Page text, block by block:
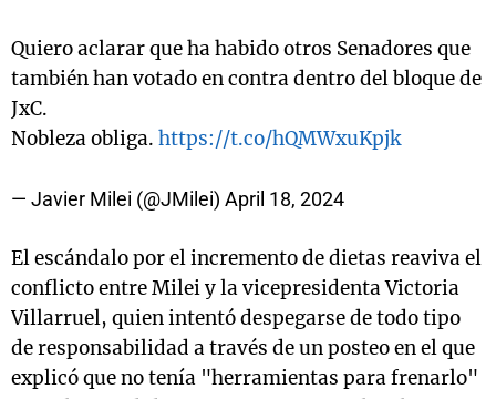
Quiero aclarar que ha habido otros Senadores que
también han votado en contra dentro del bloque de
JxC.
Nobleza obliga. https://t.co/hQMWxuKpjk
— Javier Milei (@JMilei) April 18, 2024
El escándalo por el incremento de dietas reaviva el
conflicto entre Milei y la vicepresidenta Victoria
Villarruel, quien intentó despegarse de todo tipo
de responsabilidad a través de un posteo en el que
explicó que no tenía "herramientas para frenarlo"